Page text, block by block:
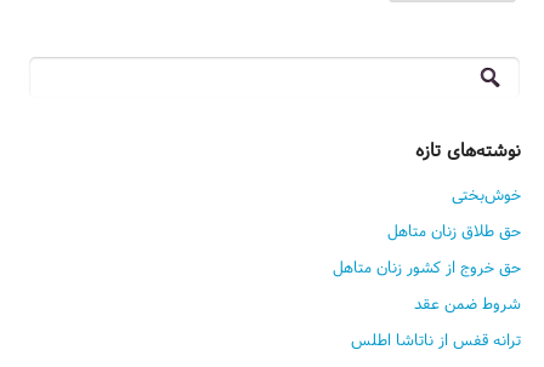
جستجو
برای:
نوشته‌های تازه
خوش‌بختی
حق طلاق زنان متاهل
حق خروج از کشور زنان متاهل
شروط ضمن عقد
ترانه قفس از ناتاشا اطلس